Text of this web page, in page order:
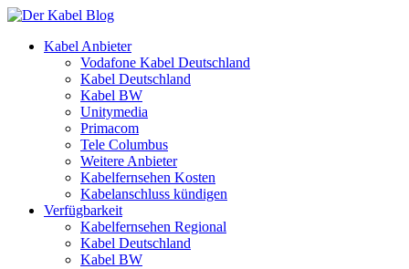
Kabel Anbieter
Vodafone Kabel Deutschland
Kabel Deutschland
Kabel BW
Unitymedia
Primacom
Tele Columbus
Weitere Anbieter
Kabelfernsehen Kosten
Kabelanschluss kündigen
Verfügbarkeit
Kabelfernsehen Regional
Kabel Deutschland
Kabel BW